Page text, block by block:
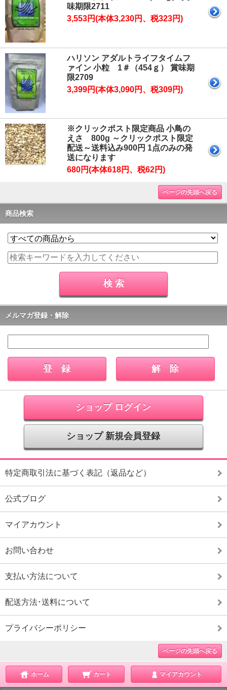
味期限2711
3,553円(本体3,230円、税323円)
ハリソン アダルトライフタイムフ
ァイン 小粒 1＃（454ｇ） 賞味期
限2709
3,399円(本体3,090円、税309円)
※クリックポスト限定商品 小鳥の
えさ 800g ～クリックポスト限定
配送～送料込み900円 1点のみの発
送になります
680円(本体618円、税62円)
ページの先頭へ戻る
商品検索
メルマガ登録・解除
ショップ ログイン
ショップ 新規会員登録
特定商取引法に基づく表記（返品など）
公式ブログ
マイアカウント
お問い合わせ
支払い方法について
配送方法･送料について
プライバシーポリシー
ページの先頭へ戻る
ホーム カート マイアカウント